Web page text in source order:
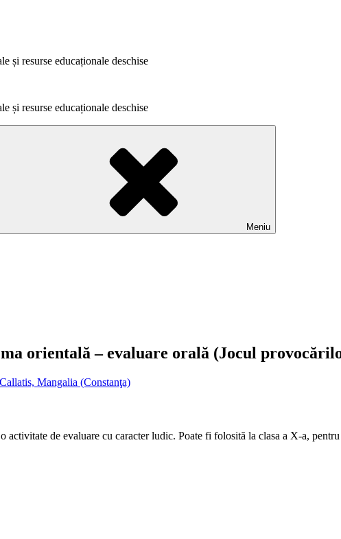
și resurse educaționale deschise
și resurse educaționale deschise
Meniu
orientală – evaluare orală (Jocul
Mangalia (Constanţa)
activitate de evaluare cu caracter ludic. Poate fi folosită la clasa a X-a,